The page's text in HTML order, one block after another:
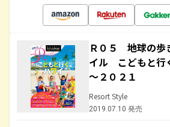
Ｒ０５ 地球の
イル こどもと行
～２０２１
Resort Style
2019.07.10 発売